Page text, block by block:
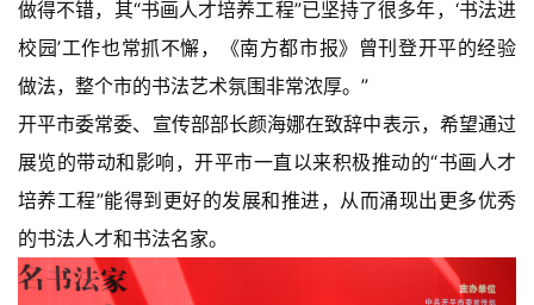
做得不错，其“书画人才培养工程”已坚持了很多年，‘书法进
校园’工作也常抓不懈，《南方都市报》曾刊登开平的经验
做法，整个市的书法艺术氛围非常浓厚。”
开平市委常委、宣传部部长颜海娜在致辞中表示，希望通过
展览的带动和影响，开平市一直以来积极推动的“书画人才
培养工程”能得到更好的发展和推进，从而涌现出更多优秀
的书法人才和书法名家。